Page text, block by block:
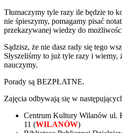
Tłumaczymy tyle razy ile będzie to
nie śpieszymy, pomagamy pisać
przekazywanej wiedzy do
Sądzisz, że nie dasz rady się tego
Słyszeliśmy to już tyle razy i
nauczymy.
Porady są BEZPŁATNE.
Zajęcia odbywają się w
Centrum Kultury Wilanów ul.
11 (WILANÓW)